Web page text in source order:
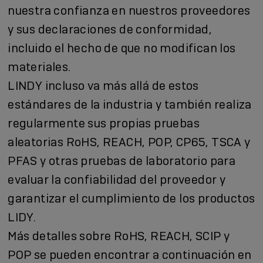
nuestra confianza en nuestros proveedores
y sus declaraciones de conformidad,
incluido el hecho de que no modifican los
materiales.
LINDY incluso va más allá de estos
estándares de la industria y también realiza
regularmente sus propias pruebas
aleatorias RoHS, REACH, POP, CP65, TSCA y
PFAS y otras pruebas de laboratorio para
evaluar la confiabilidad del proveedor y
garantizar el cumplimiento de los productos
LIDY.
Más detalles sobre RoHS, REACH, SCIP y
POP se pueden encontrar a continuación en